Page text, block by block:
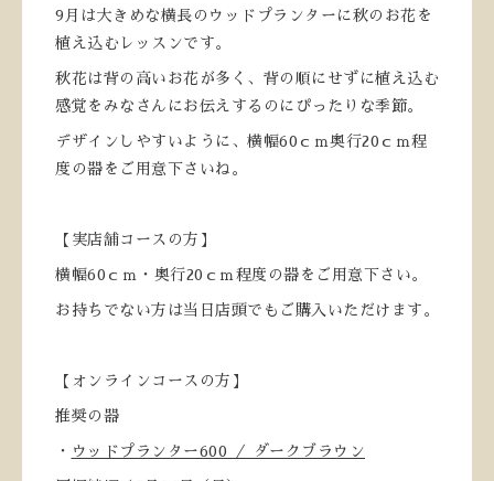
9月は大きめな横長のウッドプランターに秋のお花を
植え込むレッスンです。
秋花は背の高いお花が多く、背の順にせずに植え込む
感覚をみなさんにお伝えするのにぴったりな季節。
デザインしやすいように、横幅60ｃｍ奥行20ｃｍ程
度の器をご用意下さいね。
【実店舗コースの方】
横幅60ｃｍ・奥行20ｃｍ程度の器をご用意下さい。
お持ちでない方は当日店頭でもご購入いただけます。
【オンラインコースの方】
推奨の器
・ ウッドプランター600 ／ ダークブラウン